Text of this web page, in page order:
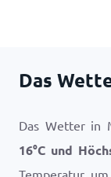
Das
Das Wetter in
16°C und
Temperatur,